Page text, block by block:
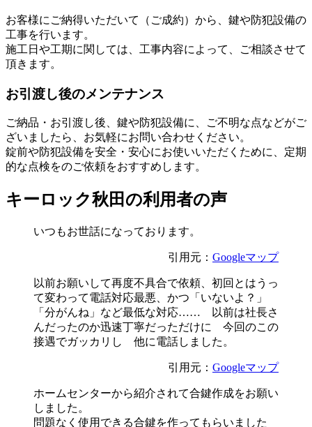
お客様にご納得いただいて（ご成約）から、鍵や防犯設備の
工事を行います。
施工日や工期に関しては、工事内容によって、ご相談させて
頂きます。
お引渡し後のメンテナンス
ご納品・お引渡し後、鍵や防犯設備に、ご不明な点などがご
ざいましたら、お気軽にお問い合わせください。
錠前や防犯設備を安全・安心にお使いいただくために、定期
的な点検をのご依頼をおすすめします。
キーロック秋田の利用者の声
いつもお世話になっております。
引用元： Googleマップ
以前お願いして再度不具合で依頼、初回とはうっ
て変わって電話対応最悪、かつ「いないよ？」
「分がんね」など最低な対応…… 以前は社長さ
んだったのか迅速丁寧だっただけに 今回のこの
接遇でガッカリし 他に電話しました。
引用元： Googleマップ
ホームセンターから紹介されて合鍵作成をお願い
しました。
問題なく使用できる合鍵を作ってもらいました